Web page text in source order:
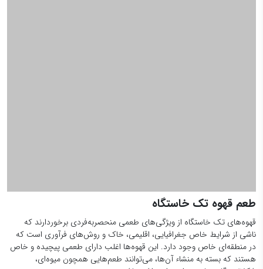
قهوه‌های کاستاریکا:طعم‌های مرکباتی و شیرین.
در حالی که قهوه‌های ترکیبی تلاش می‌کنند طعمی یکنواخت و متعادل ارائه
دهند، قهوه‌های تک خاستگاه عمیق‌تر و پیچیده‌تر هستند و به مصرف‌کننده
امکان تجربه طعم‌های خاص و متفاوت از هر منطقه را می‌دهند.
ویژگی های عطر و مزه که قهوه تک خاستگاه را از دیگر
انواع قهوه متمایز می‌کند